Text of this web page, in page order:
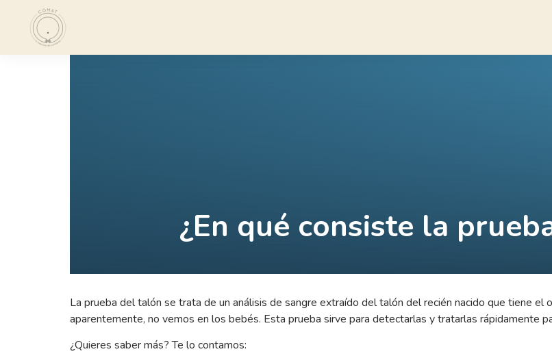
¿En qué consiste la
La prueba del talón se trata de un análisis de sangre extraído del talón del recién nacido que tiene
aparentemente, no vemos en los bebés. Esta prueba sirve para detectarlas y tratarlas rápidamente
¿Quieres saber más? Te lo contamos: